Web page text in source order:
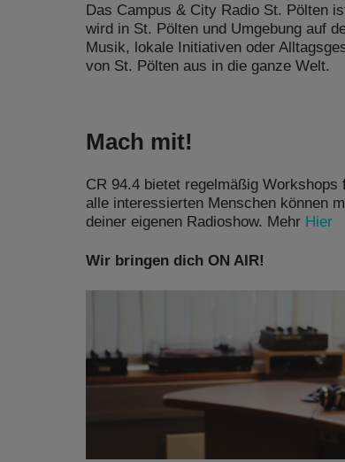
Das Campus & City Radio St. Pölten
wird in St. Pölten und Umgebung auf
Musik, lokale Initiativen oder
von St. Pölten aus in die ganze Welt.
Mach mit!
CR 94.4 bietet regelmäßig
alle interessierten Menschen können
deiner eigenen Radioshow. Mehr Hier
Wir bringen dich ON AIR!